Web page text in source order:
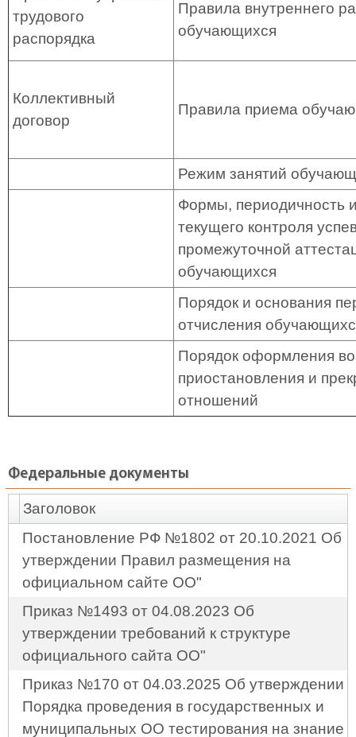
трудового
распорядка
Правила внутреннего
обучающихся
Коллективный
договор
Правила приема
Режим занятий
Формы, периодичность
текущего контроля
промежуточной
обучающихся
Порядок и основания
отчисления
Порядок оформления
приостановления и
отношений
Федеральные документы
Заголовок
Постановление РФ №1802 от 20.10.2021 Об
утверждении Правил размещения на
официальном сайте ОО"
Приказ №1493 от 04.08.2023 Об
утверждении требований к структуре
официального сайта ОО"
Приказ №170 от 04.03.2025 Об утверждении
Порядка проведения в государственных и
муниципальных ОО тестирования на знание